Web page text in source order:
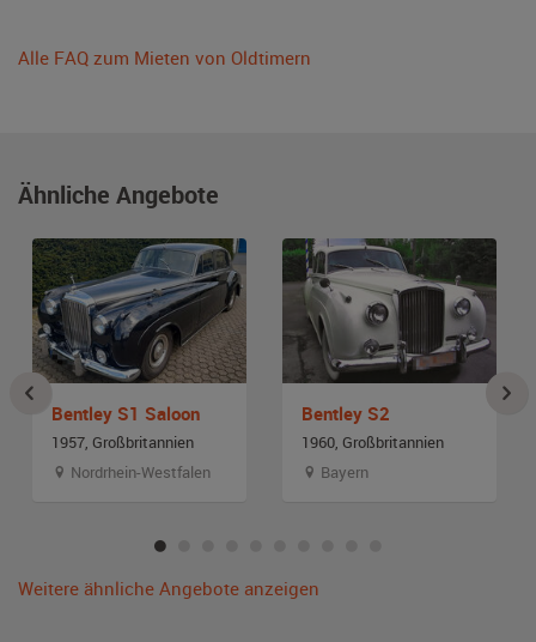
Alle FAQ zum Mieten von Oldtimern
Ähnliche Angebote
Bentley S1 Saloon
1957, Großbritannien
Nordrhein-Westfalen
Bentley S2
1960, Großbritannien
Bayern
Weitere ähnliche Angebote anzeigen